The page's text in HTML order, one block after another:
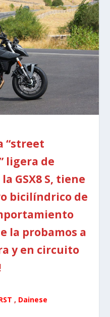
“street
ligera de
GSX8 S, tiene
bicilíndrico de
la probamos a
y en circuito
, Dainese